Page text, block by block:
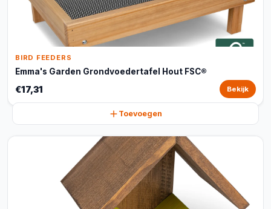
BIRD FEEDERS
Emma's Garden Grondvoedertafel Hout FSC®
€17,31 Bekijk
Toevoegen